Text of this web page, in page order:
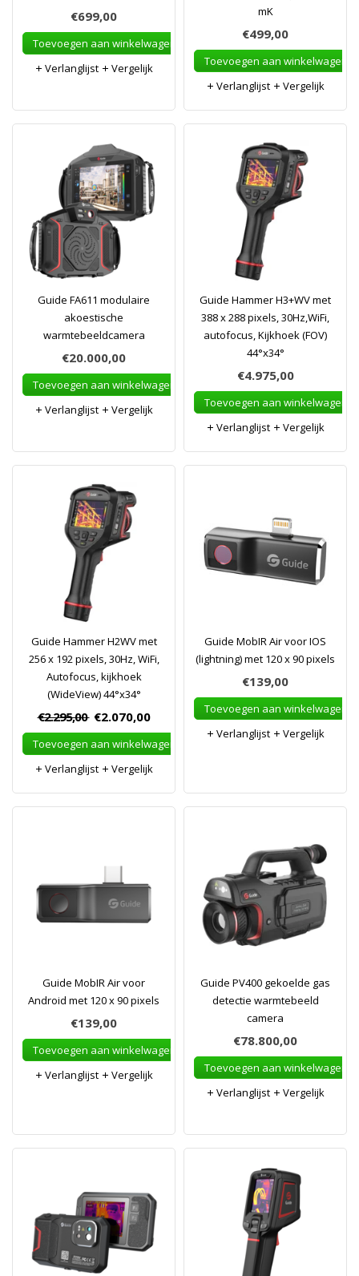
€699,00
Toevoegen aan winkelwagen
Verlanglijst
Vergelijk
mK
€499,00
Toevoegen aan winkelwagen
Verlanglijst
Vergelijk
Guide FA611 modulaire
akoestische
warmtebeeldcamera
€20.000,00
Toevoegen aan winkelwagen
Verlanglijst
Vergelijk
Guide Hammer H3+WV met
388 x 288 pixels, 30Hz,WiFi,
autofocus, Kijkhoek (FOV)
44°x34°
€4.975,00
Toevoegen aan winkelwagen
Verlanglijst
Vergelijk
Guide Hammer H2WV met
256 x 192 pixels, 30Hz, WiFi,
Autofocus, kijkhoek
(WideView) 44°x34°
€2.295,00 €2.070,00
Toevoegen aan winkelwagen
Verlanglijst
Vergelijk
Guide MobIR Air voor IOS
(lightning) met 120 x 90 pixels
€139,00
Toevoegen aan winkelwagen
Verlanglijst
Vergelijk
Guide MobIR Air voor
Android met 120 x 90 pixels
€139,00
Toevoegen aan winkelwagen
Verlanglijst
Vergelijk
Guide PV400 gekoelde gas
detectie warmtebeeld
camera
€78.800,00
Toevoegen aan winkelwagen
Verlanglijst
Vergelijk